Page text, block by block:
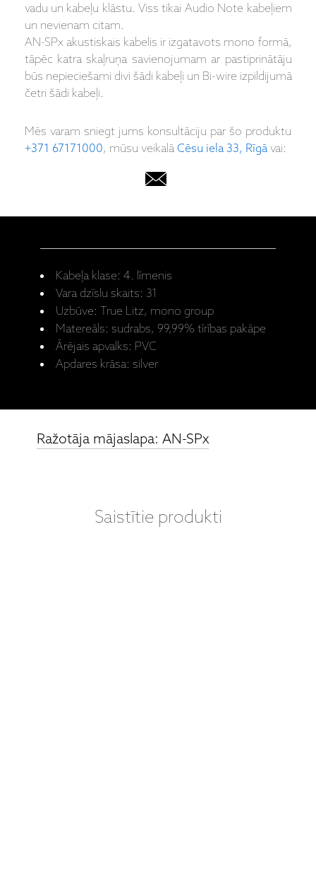
vadu un kabeļu klāstu. Viss tikai Audio Note kabeļiem
un nevienam citam.
AN-SPx akustiskais kabelis ir izgatavots mono formā,
tāpēc katra skaļruņa savienojumam ar pastiprinātāju
būs nepieciešami divi šādi kabeļi un Bi-wire izpildijumā
četri šādi kabeļi.
Mēs varam sniegt jums konsultāciju par šo produktu
+371 67171000, mūsu veikalāCēsu iela 33, Rīgāvai:
Kabeļa klase: 4. līmenis
Vara dzīslu skaits: 31
Uzbūve: True Litz, mono group
Matereāls: sudrabs, 99,99% tīrības pakāpe
Ārējais apvalks: PVC
Apdares krāsa: silver
Ražotāja mājaslapa: AN-SPx
Saistītie produkti